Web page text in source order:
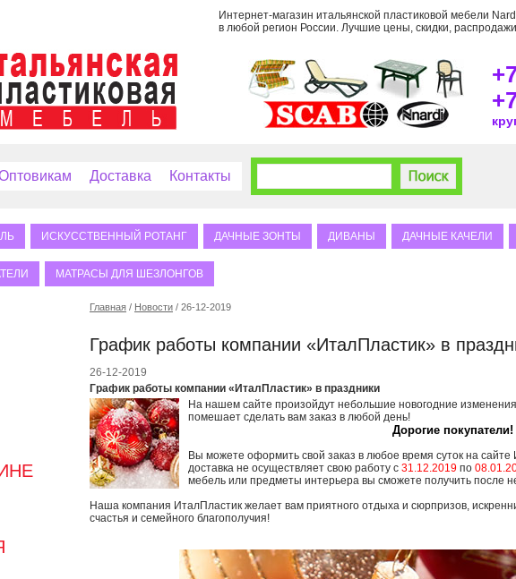
Интернет-магазин итальянской пластиковой мебели
в любой регион России. Лучшие цены, скидки,
Доставка Контакты
ИСКУССТВЕННЫЙ РОТАНГ ДАЧНЫЕ ЗОНТЫ ДИВАНЫ ДАЧНЫЕ КАЧЕЛИ
МАТРАСЫ ДЛЯ ШЕЗЛОНГОВ
Главная / Новости / 26-12-2019
График работы компании «ИталПластик» в
26-12-2019
График работы компании «ИталПластик» в праздники
На нашем сайте произойдут небольшие новогодние
помешает сделать вам заказ в любой день!
Дорогие покупатели!
Вы можете оформить свой заказ в любое время суток на
доставка не осуществляет свою работу с 31.12.2019 по
мебель или предметы интерьера вы сможете получить после
Наша компания ИталПластик желает вам приятного отдыха и сюрпризов,
счастья и семейного благополучия!